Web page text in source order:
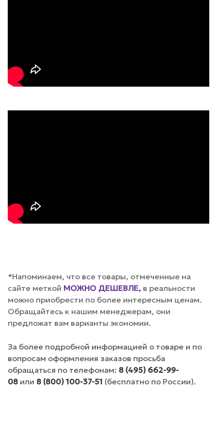
*Напоминаем, что все товары, отмеченные на
сайте меткой МОЖНО ДЕШЕВЛЕ, в реальности
можно приобрести по более интересным ценам.
Обращайтесь к нашим менеджерам, они
предложат вам варианты экономии.
За более подробной информацией о товаре и по
вопросам оформления заказов просьба
обращаться по телефонам: 8 (495) 662-99-
08 или 8 (800) 100-37-51 (бесплатно по России).